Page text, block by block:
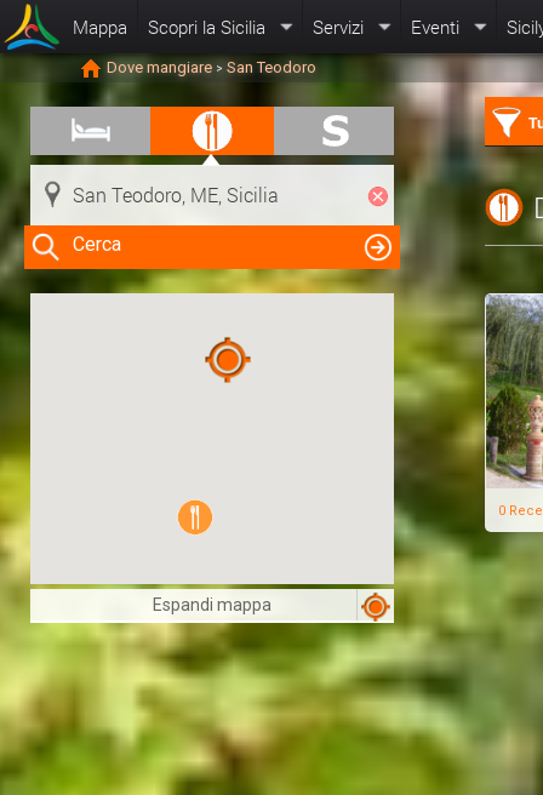
Mappa Scopri la Sicilia Servizi Eventi
Dove mangiare > San Teodoro
Cerca
Espandi mappa
0